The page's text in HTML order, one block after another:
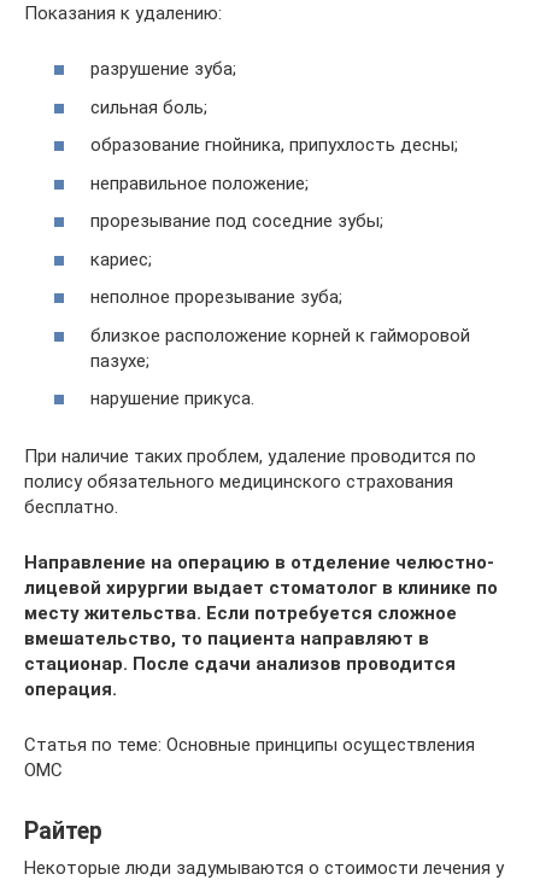
Показания к удалению:
разрушение зуба;
сильная боль;
образование гнойника, припухлость десны;
неправильное положение;
прорезывание под соседние зубы;
кариес;
неполное прорезывание зуба;
близкое расположение корней к гайморовой
пазухе;
нарушение прикуса.
При наличие таких проблем, удаление проводится по
полису обязательного медицинского страхования
бесплатно.
Направление на операцию в отделение челюстно-
лицевой хирургии выдает стоматолог в клинике по
месту жительства. Если потребуется сложное
вмешательство, то пациента направляют в
стационар. После сдачи анализов проводится
операция.
Статья по теме: Основные принципы осуществления
ОМС
Райтер
Некоторые люди задумываются о стоимости лечения у